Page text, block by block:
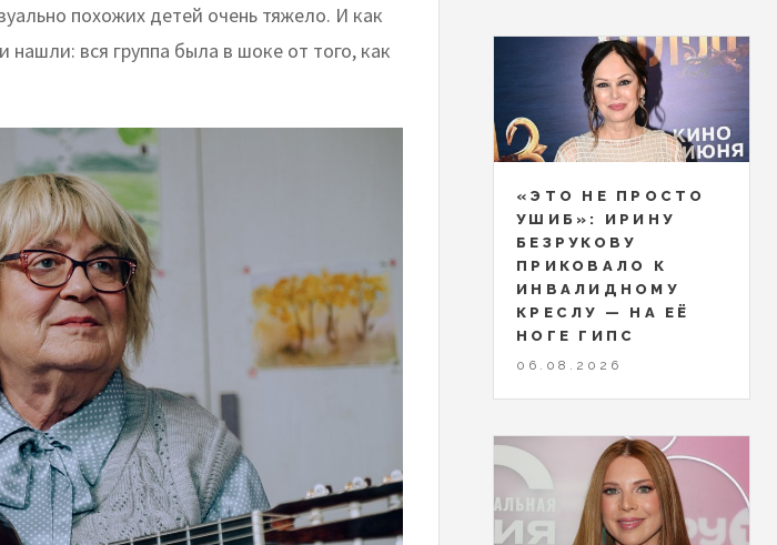
похожих детей очень тяжело. И как
вся группа была в шоке от того, как
«ЭТО НЕ ПРОСТО
УШИБ»: ИРИНУ
БЕЗРУКОВУ
ПРИКОВАЛО К
ИНВАЛИДНОМУ
КРЕСЛУ — НА ЕЁ
НОГЕ ГИПС
06.08.2026